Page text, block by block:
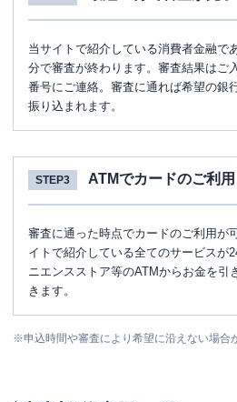
当サイトで紹介している消費者金融で
分で審査が終わります。審査結果はご
番号にご連絡。審査に通れば希望の銀
振り込まれます。
STEP3 ATMでカードのご利用
審査に通った時点でカードのご利用が
イトで紹介している全てのサービスが
ニエンスストア等のATMからお金を引
きます。
※申込時間や審査により希望に沿えない場合